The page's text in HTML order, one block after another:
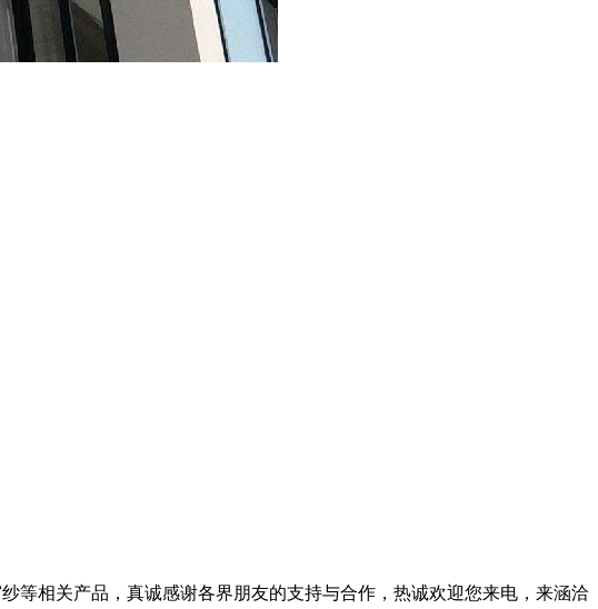
等相关产品，真诚感谢各界朋友的支持与合作，热诚欢迎您来电，来涵洽